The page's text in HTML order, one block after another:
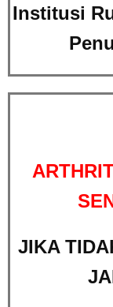
Institusi
JIKA